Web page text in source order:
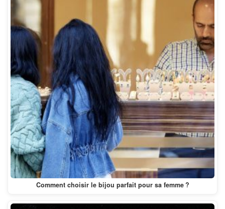
Comment choisir le bijou parfait pour sa femme ?